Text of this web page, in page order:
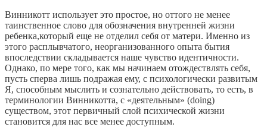
Винникотт использует это простое, но оттого не менее
таинственное слово для обозначения внутренней жизни
ребенка,который еще не отделил себя от матери. Именно из
этого расплывчатого, неорганизованного опыта бытия
впоследствии складывается наше чувство идентичности.
Однако, по мере того, как мы начинаем отождествлять себя,
пусть сперва лишь подражая ему, с психологически развитым
Я, способным мыслить и сознательно действовать, то есть, в
терминологии Винникотта, с «деятельным» (doing)
существом, этот первичный слой психической жизни
становится для нас все менее доступным.